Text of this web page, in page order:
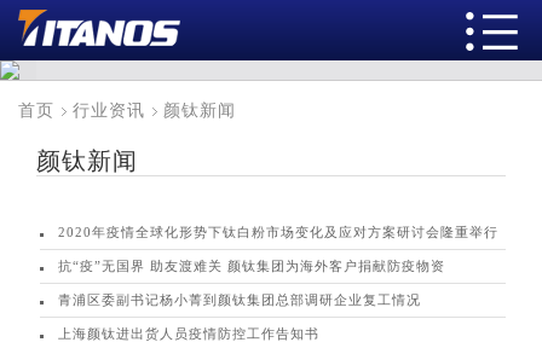
首页 行业资讯 颜钛新闻
颜钛新闻
2020年疫情全球化形势下钛白粉市场变化及应对方案研讨会隆重举行
抗“疫”无国界 助友渡难关 颜钛集团为海外客户捐献防疫物资
青浦区委副书记杨小菁到颜钛集团总部调研企业复工情况
上海颜钛进出货人员疫情防控工作告知书